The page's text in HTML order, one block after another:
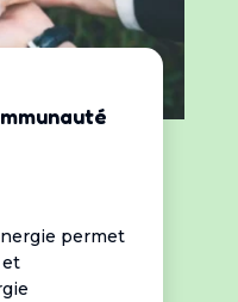
permet
et